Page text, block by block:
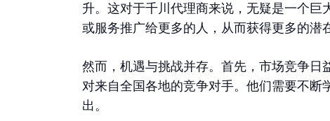
升。这对于千川代理商来说，无疑是一个
或服务推广给更多的人，从而获得更多的潜
然而，机遇与挑战并存。首先，市场竞争
对来自全国各地的竞争对手。他们需要不
出。